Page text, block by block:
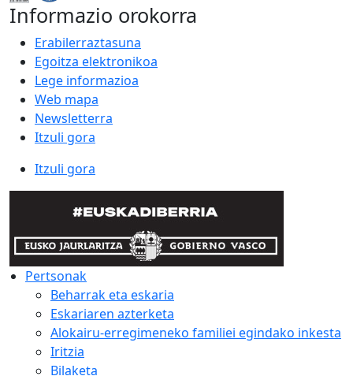
Informazio orokorra
Erabilerraztasuna
Egoitza elektronikoa
Lege informazioa
Web mapa
Newsletterra
Itzuli gora
Itzuli gora
Pertsonak
Beharrak eta eskaria
Eskariaren azterketa
Alokairu-erregimeneko familiei egindako inkesta
Iritzia
Bilaketa